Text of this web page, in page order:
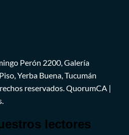
Perón 2200, Galería
Yerba Buena, Tucumán
reservados. QuorumCA |
lectores